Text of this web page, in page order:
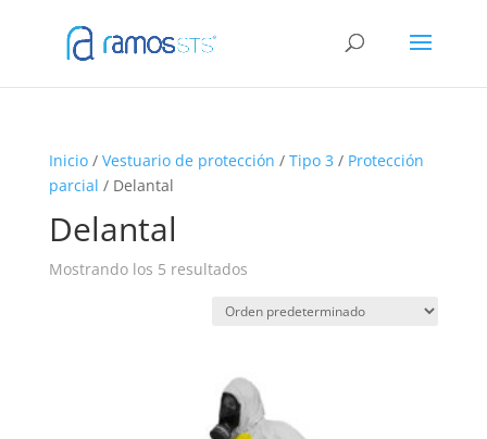
Inicio/ Vestuario de protección / Tipo 3 / Protección
parcial / Delantal
Delantal
Mostrando los 5 resultados